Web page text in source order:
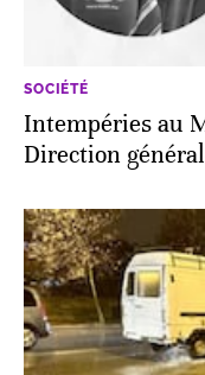
SOCIÉTÉ
Intempéries au
Direction